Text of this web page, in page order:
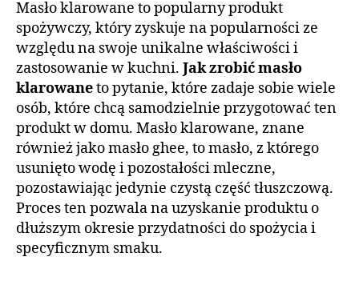
Masło klarowane to popularny produkt
spożywczy, który zyskuje na popularności ze
względu na swoje unikalne właściwości i
zastosowanie w kuchni. Jak zrobić masło
klarowaneto pytanie, które zadaje sobie wiele
osób, które chcą samodzielnie przygotować ten
produkt w domu. Masło klarowane, znane
również jako masło ghee, to masło, z którego
usunięto wodę i pozostałości mleczne,
pozostawiając jedynie czystą część tłuszczową.
Proces ten pozwala na uzyskanie produktu o
dłuższym okresie przydatności do spożycia i
specyficznym smaku.